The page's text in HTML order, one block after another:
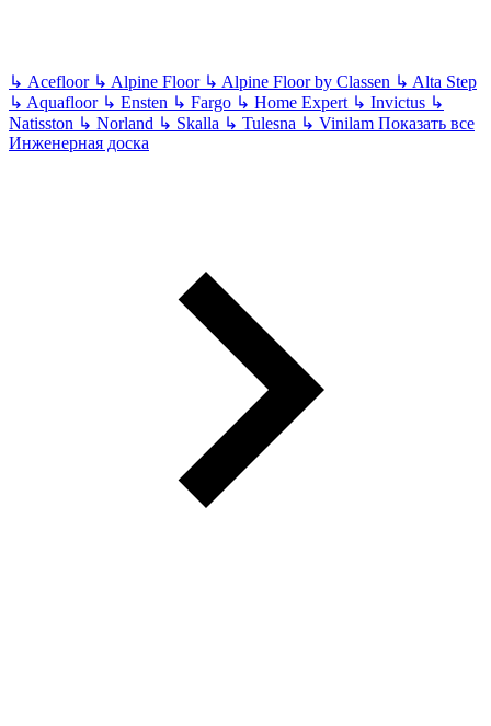
↳ Acefloor ↳ Alpine Floor ↳ Alpine Floor by Classen ↳ Alta Step
↳ Aquafloor ↳ Ensten ↳ Fargo ↳ Home Expert ↳ Invictus ↳
Natisston ↳ Norland ↳ Skalla ↳ Tulesna ↳ Vinilam Показать все
Инженерная доска